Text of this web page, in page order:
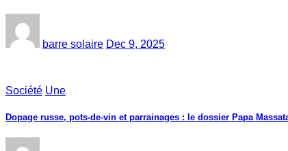
barre solaire Dec 9, 2025
Société Une
Dopage russe, pots-de-vin et parrainages : le dossier Papa